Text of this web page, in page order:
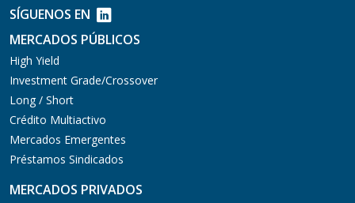
SÍGUENOS EN
MERCADOS PÚBLICOS
High Yield
Investment Grade/Crossover
Long / Short
Crédito Multiactivo
Mercados Emergentes
Préstamos Sindicados
MERCADOS PRIVADOS